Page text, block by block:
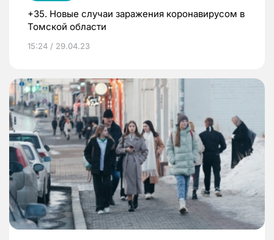
+35. Новые случаи заражения коронавирусом в
Томской области
15:24 / 29.04.23